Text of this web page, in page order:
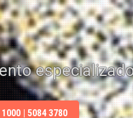
1000 | 5084 3780